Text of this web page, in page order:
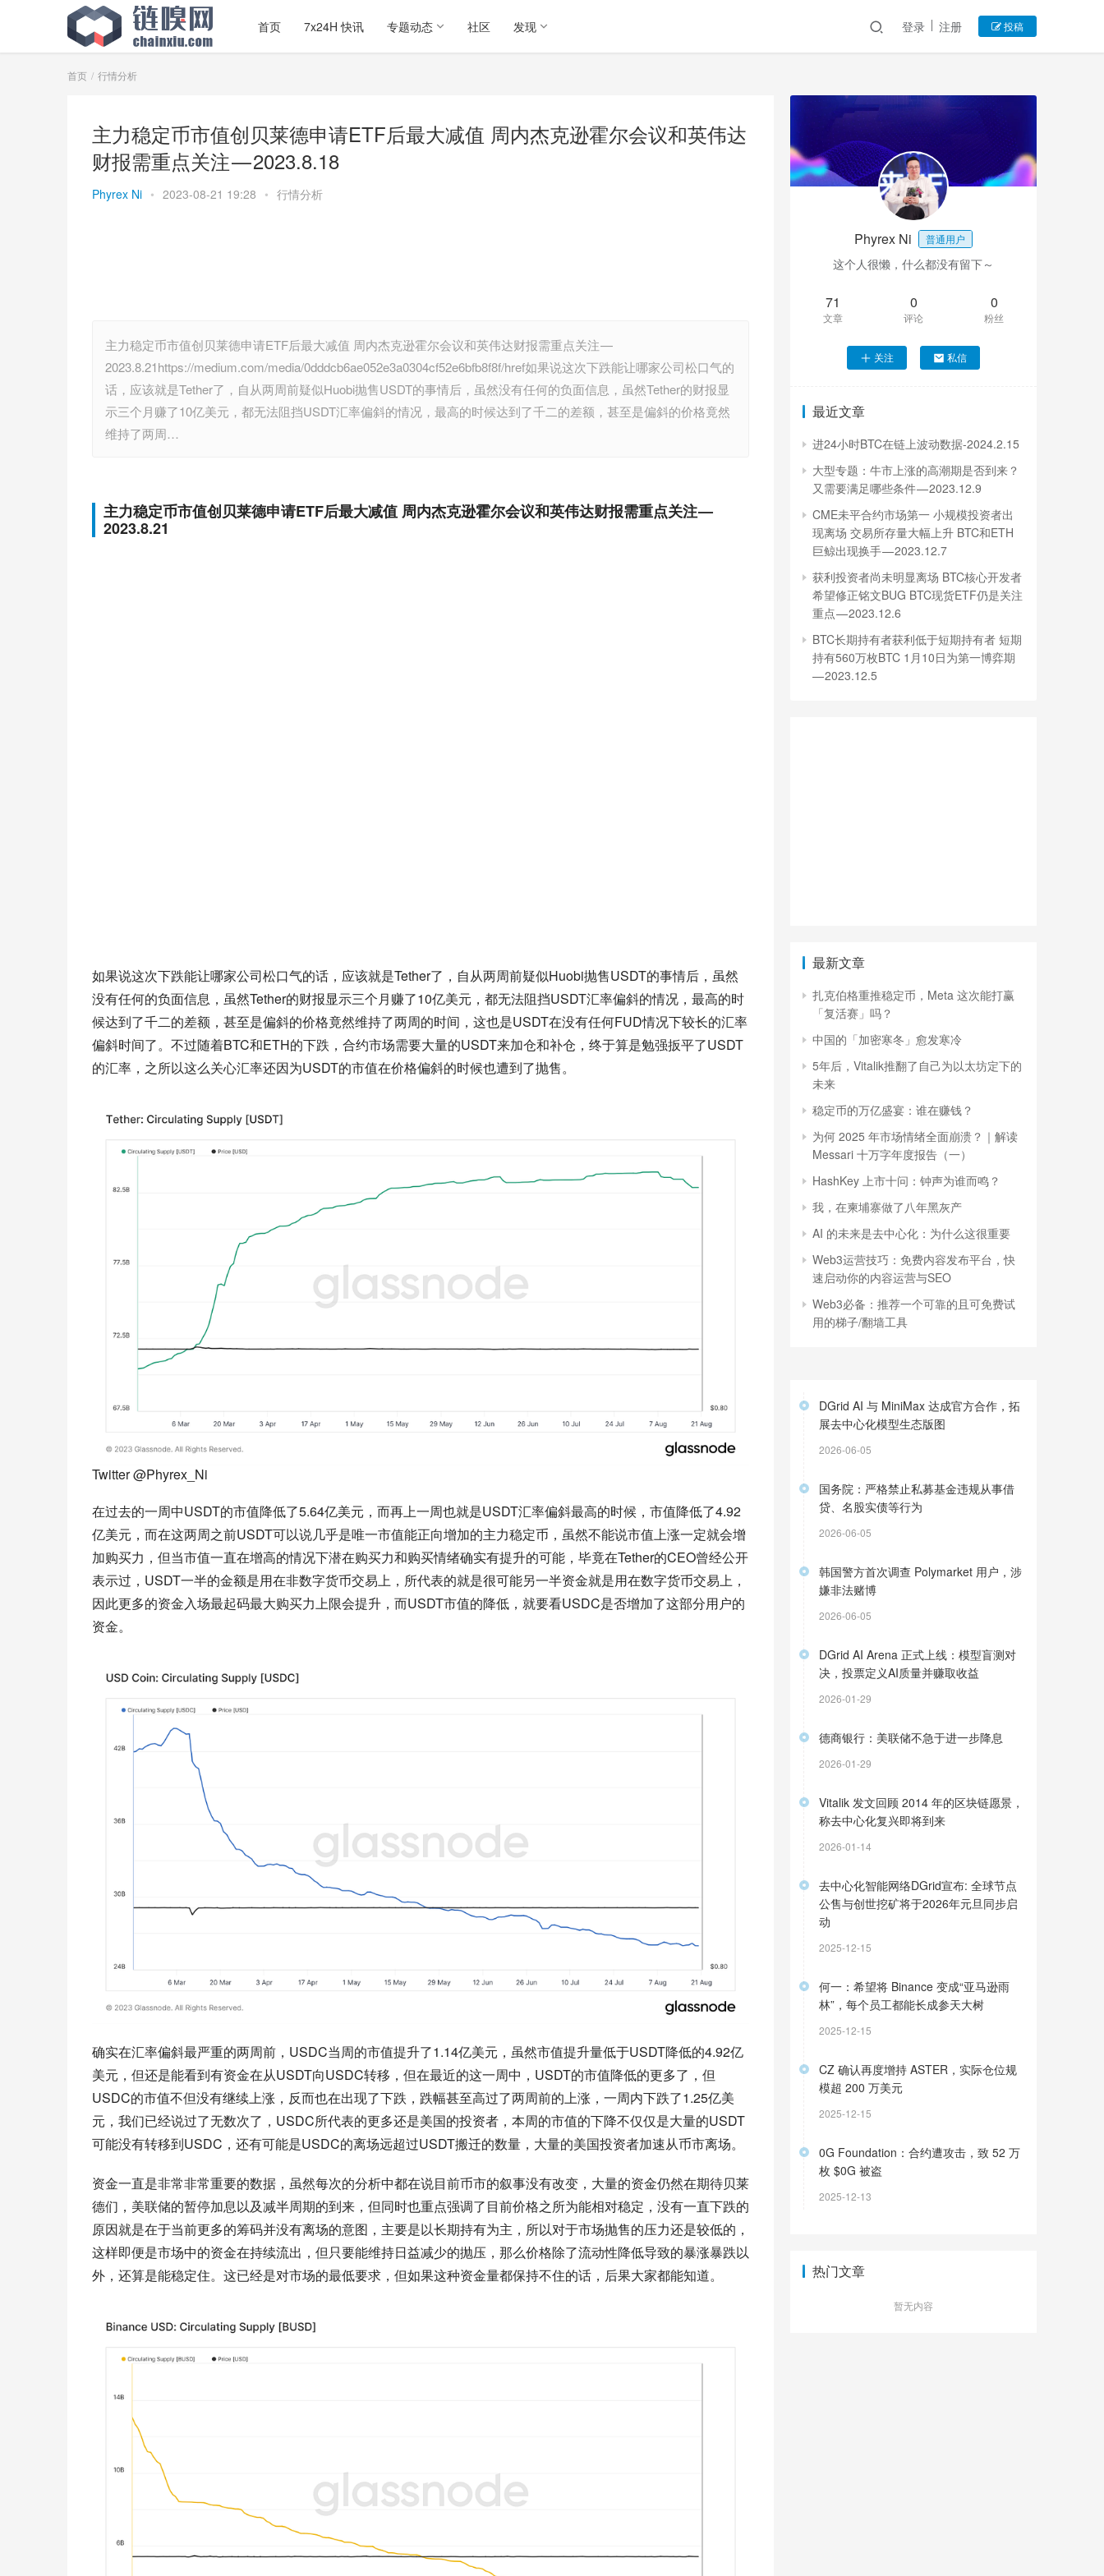
首页 7x24H 快讯 专题动态 社区 发现 登录 注册 投稿
首页 行情分析
主力稳定币市值创贝莱德申请ETF后最大减值 周内杰克逊霍尔会议和英伟达
财报需重点关注 — 2023.8.18
Phyrex Ni • 2023-08-21 19:28 • 行情分析
主力稳定币市值创贝莱德申请ETF后最大减值 周内杰克逊霍尔会议和英伟达财报需重点关注 —
2023.8.21https://medium.com/media/0dddcb6ae052e3a0304cf52e6bfb8f8f/href如果说这次下跌能让哪家公司松口气的
话，应该就是Tether了，自从两周前疑似Huobi抛售USDT的事情后，虽然没有任何的负面信息，虽然Tether的财报显
示三个月赚了10亿美元，都无法阻挡USDT汇率偏斜的情况，最高的时候达到了千二的差额，甚至是偏斜的价格竟然
维持了两周…
主力稳定币市值创贝莱德申请ETF后最大减值 周内杰克逊霍尔会议和英伟达财报需重点关注 —
2023.8.21
如果说这次下跌能让哪家公司松口气的话，应该就是Tether了，自从两周前疑似Huobi抛售USDT的事情后，虽然
没有任何的负面信息，虽然Tether的财报显示三个月赚了10亿美元，都无法阻挡USDT汇率偏斜的情况，最高的时
候达到了千二的差额，甚至是偏斜的价格竟然维持了两周的时间，这也是USDT在没有任何FUD情况下较长的汇率
偏斜时间了。不过随着BTC和ETH的下跌，合约市场需要大量的USDT来加仓和补仓，终于算是勉强扳平了USDT
的汇率，之所以这么关心汇率还因为USDT的市值在价格偏斜的时候也遭到了抛售。
Twitter @Phyrex_Ni
在过去的一周中USDT的市值降低了5.64亿美元，而再上一周也就是USDT汇率偏斜最高的时候，市值降低了4.92
亿美元，而在这两周之前USDT可以说几乎是唯一市值能正向增加的主力稳定币，虽然不能说市值上涨一定就会增
加购买力，但当市值一直在增高的情况下潜在购买力和购买情绪确实有提升的可能，毕竟在Tether的CEO曾经公开
表示过，USDT一半的金额是用在非数字货币交易上，所代表的就是很可能另一半资金就是用在数字货币交易上，
因此更多的资金入场最起码最大购买力上限会提升，而USDT市值的降低，就要看USDC是否增加了这部分用户的
资金。
确实在汇率偏斜最严重的两周前，USDC当周的市值提升了1.14亿美元，虽然市值提升量低于USDT降低的4.92亿
美元，但还是能看到有资金在从USDT向USDC转移，但在最近的这一周中，USDT的市值降低的更多了，但
USDC的市值不但没有继续上涨，反而也在出现了下跌，跌幅甚至高过了两周前的上涨，一周内下跌了1.25亿美
元，我们已经说过了无数次了，USDC所代表的更多还是美国的投资者，本周的市值的下降不仅仅是大量的USDT
可能没有转移到USDC，还有可能是USDC的离场远超过USDT搬迁的数量，大量的美国投资者加速从币市离场。
资金一直是非常非常重要的数据，虽然每次的分析中都在说目前币市的叙事没有改变，大量的资金仍然在期待贝莱
德们，美联储的暂停加息以及减半周期的到来，但同时也重点强调了目前价格之所为能相对稳定，没有一直下跌的
原因就是在于当前更多的筹码并没有离场的意图，主要是以长期持有为主，所以对于市场抛售的压力还是较低的，
这样即便是市场中的资金在持续流出，但只要能维持日益减少的抛压，那么价格除了流动性降低导致的暴涨暴跌以
外，还算是能稳定住。这已经是对市场的最低要求，但如果这种资金量都保持不住的话，后果大家都能知道。
Phyrex Ni 普通用户
这个人很懒，什么都没有留下～
71
文章
0
评论
0
粉丝
关注 私信
最近文章
进24小时BTC在链上波动数据-2024.2.15
大型专题：牛市上涨的高潮期是否到来？
又需要满足哪些条件 — 2023.12.9
CME未平合约市场第一 小规模投资者出
现离场 交易所存量大幅上升 BTC和ETH
巨鲸出现换手 — 2023.12.7
获利投资者尚未明显离场 BTC核心开发者
希望修正铭文BUG BTC现货ETF仍是关注
重点 — 2023.12.6
BTC长期持有者获利低于短期持有者 短期
持有560万枚BTC 1月10日为第一博弈期
— 2023.12.5
最新文章
扎克伯格重推稳定币，Meta 这次能打赢
「复活赛」吗？
中国的「加密寒冬」愈发寒冷
5年后，Vitalik推翻了自己为以太坊定下的
未来
稳定币的万亿盛宴：谁在赚钱？
为何 2025 年市场情绪全面崩溃？｜解读
Messari 十万字年度报告（一）
HashKey 上市十问：钟声为谁而鸣？
我，在柬埔寨做了八年黑灰产
AI 的未来是去中心化：为什么这很重要
Web3运营技巧：免费内容发布平台，快
速启动你的内容运营与SEO
Web3必备：推荐一个可靠的且可免费试
用的梯子/翻墙工具
DGrid AI 与 MiniMax 达成官方合作，拓
展去中心化模型生态版图
2026-06-05
国务院：严格禁止私募基金违规从事借
贷、名股实债等行为
2026-06-05
韩国警方首次调查 Polymarket 用户，涉
嫌非法赌博
2026-06-05
DGrid AI Arena 正式上线：模型盲测对
决，投票定义AI质量并赚取收益
2026-01-29
德商银行：美联储不急于进一步降息
2026-01-29
Vitalik 发文回顾 2014 年的区块链愿景，
称去中心化复兴即将到来
2026-01-14
去中心化智能网络DGrid宣布: 全球节点
公售与创世挖矿将于2026年元旦同步启
动
2025-12-15
何一：希望将 Binance 变成“亚马逊雨
林”，每个员工都能长成参天大树
2025-12-15
CZ 确认再度增持 ASTER，实际仓位规
模超 200 万美元
2025-12-15
0G Foundation：合约遭攻击，致 52 万
枚 $0G 被盗
2025-12-13
热门文章
暂无内容